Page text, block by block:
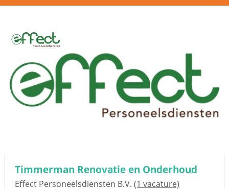
Timmerman Renovatie en Onderhoud
Effect Personeelsdiensten B.V. (1 vacature)